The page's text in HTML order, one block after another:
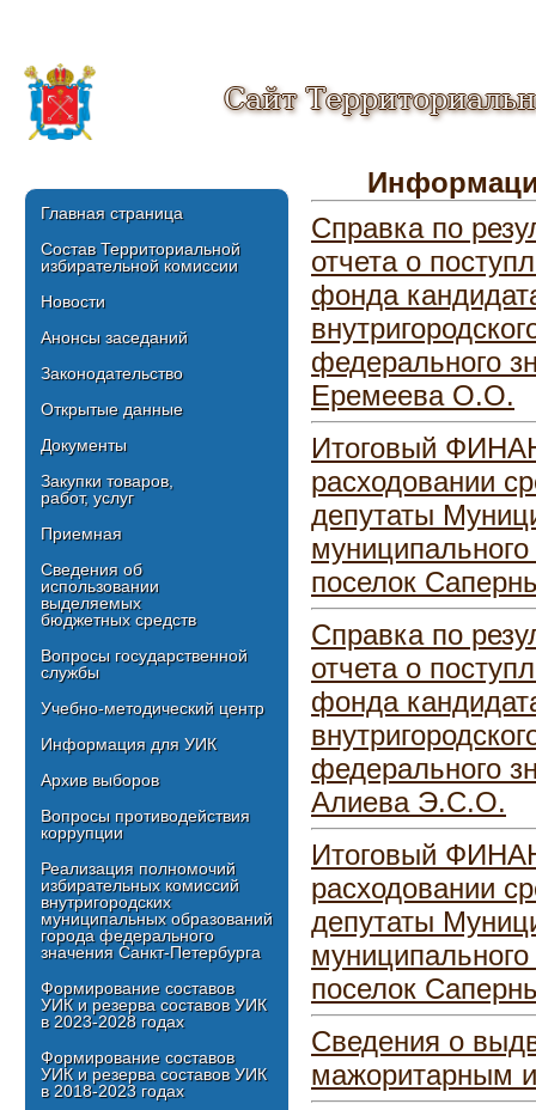
Сайт
Главная страница
Состав Территориальной
избирательной комиссии
Новости
Анонсы заседаний
Законодательство
Открытые данные
Документы
Закупки товаров,
работ, услуг
Приемная
Сведения об
использовании
выделяемых
бюджетных средств
Вопросы государственной
службы
Учебно-методический центр
Информация для УИК
Архив выборов
Вопросы противодействия
коррупции
Реализация полномочий
избирательных комиссий
внутригородских
муниципальных образований
города федерального
значения Санкт-Петербурга
Формирование составов
УИК и резерва составов УИК
в 2023-2028 годах
Формирование составов
УИК и резерва составов УИК
в 2018-2023 годах
Справка по
отчета о
фонда
федерального
Еремеева О.О.
Итоговый
расходовании
депутаты
поселок
Справка по
отчета о
фонда
федерального
Алиева Э.С.О.
Итоговый
расходовании
депутаты
поселок
Сведения о
мажоритарным